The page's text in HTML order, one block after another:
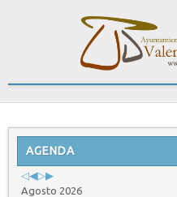
AGENDA
Previous
Year
Previous
Month
Next
Year
Next
Month
Agosto 2026